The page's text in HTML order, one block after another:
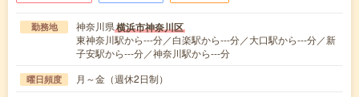
勤務地 神奈川県横浜市神奈川区
東神奈川駅から---分／白楽駅から---分／大口駅から---分／新
子安駅から---分／神奈川駅から---分
曜日頻度 月～金（週休2日制）